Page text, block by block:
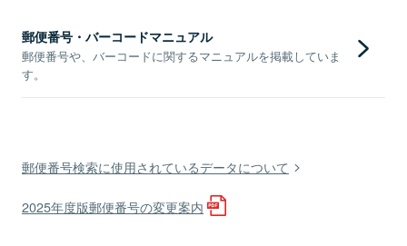
郵便番号・バーコードマニュアル
郵便番号や、バーコードに関するマニュアルを掲載していま
す。
郵便番号検索に使用されているデータについて
2025年度版郵便番号の変更案内